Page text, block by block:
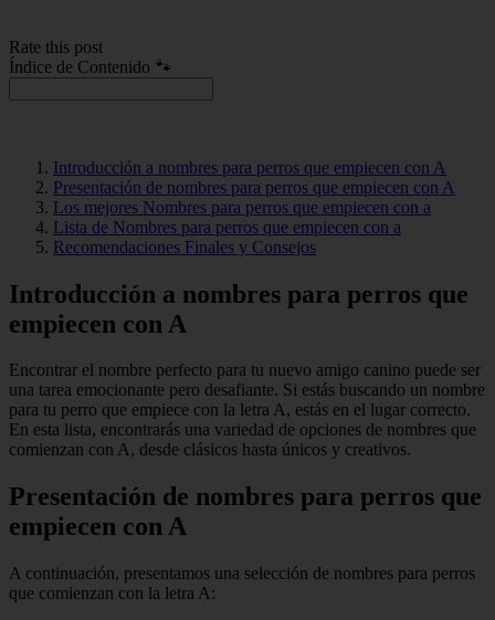
Rate this post
Índice de Contenido 🐾
Introducción a nombres para perros que empiecen con A
Presentación de nombres para perros que empiecen con A
Los mejores Nombres para perros que empiecen con a
Lista de Nombres para perros que empiecen con a
Recomendaciones Finales y Consejos
Introducción a nombres para perros que
empiecen con A
Encontrar el nombre perfecto para tu nuevo amigo canino puede ser
una tarea emocionante pero desafiante. Si estás buscando un nombre
para tu perro que empiece con la letra A, estás en el lugar correcto.
En esta lista, encontrarás una variedad de opciones de nombres que
comienzan con A, desde clásicos hasta únicos y creativos.
Presentación de nombres para perros que
empiecen con A
A continuación, presentamos una selección de nombres para perros
que comienzan con la letra A: